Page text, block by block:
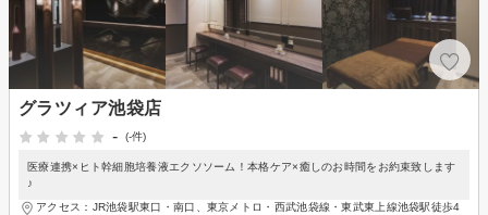
グラツィア池袋店
-
(-件)
医療連携×ヒト幹細胞培養液エクソソーム！本格ケア×癒しのお時間をお約束致します
♪
アクセス：JR池袋駅東口・南口、東京メトロ・西武池袋線・東武東上線池袋駅徒歩4